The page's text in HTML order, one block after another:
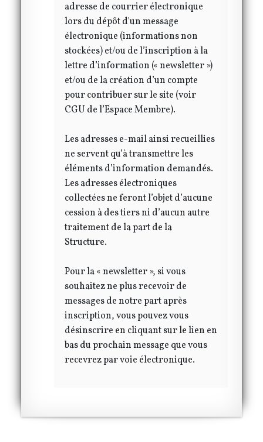
adresse de courrier électronique
lors du dépôt d'un message
électronique (informations non
stockées) et/ou de l’inscription à la
lettre d’information (« newsletter »)
et/ou de la création d’un compte
pour contribuer sur le site (voir
CGU de l’Espace Membre).
Les adresses e-mail ainsi recueillies
ne servent qu’à transmettre les
éléments d’information demandés.
Les adresses électroniques
collectées ne feront l’objet d’aucune
cession à des tiers ni d’aucun autre
traitement de la part de la
Structure.
Pour la « newsletter », si vous
souhaitez ne plus recevoir de
messages de notre part après
inscription, vous pouvez vous
désinscrire en cliquant sur le lien en
bas du prochain message que vous
recevrez par voie électronique.